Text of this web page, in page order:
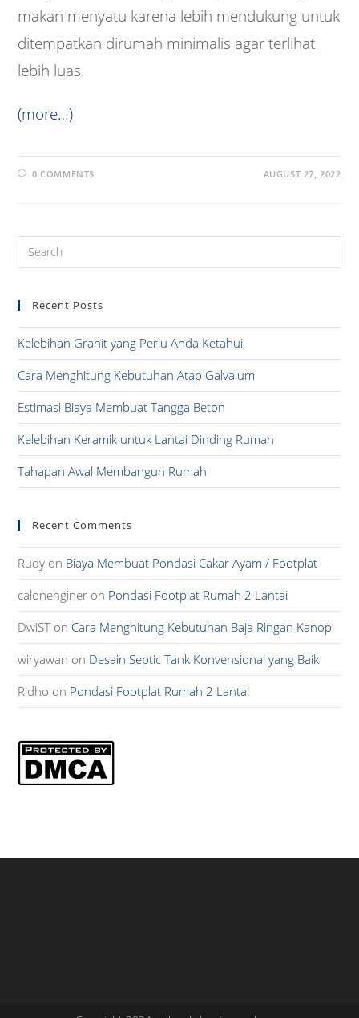
makan menyatu karena lebih mendukung untuk
ditempatkan dirumah minimalis agar terlihat
lebih luas.
(more…)
0 COMMENTS AUGUST 27, 2022
Recent Posts
Kelebihan Granit yang Perlu Anda Ketahui
Cara Menghitung Kebutuhan Atap Galvalum
Estimasi Biaya Membuat Tangga Beton
Kelebihan Keramik untuk Lantai Dinding Rumah
Tahapan Awal Membangun Rumah
Recent Comments
Rudy on Biaya Membuat Pondasi Cakar Ayam / Footplat
calonenginer on Pondasi Footplat Rumah 2 Lantai
DwiST on Cara Menghitung Kebutuhan Baja Ringan Kanopi
wiryawan on Desain Septic Tank Konvensional yang Baik
Ridho on Pondasi Footplat Rumah 2 Lantai